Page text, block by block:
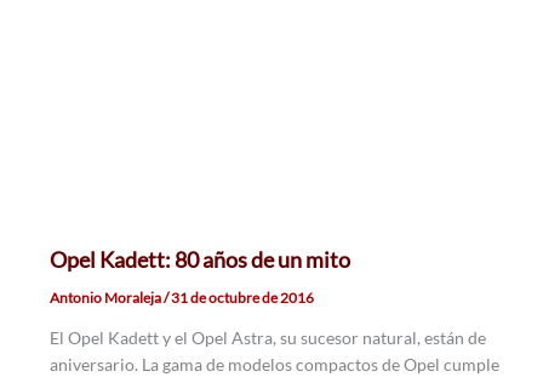
Opel Kadett: 80 años de un mito
Antonio Moraleja/31 de octubre de 2016
El Opel Kadett y el Opel Astra, su sucesor natural, están de
aniversario. La gama de modelos compactos de Opel cumple